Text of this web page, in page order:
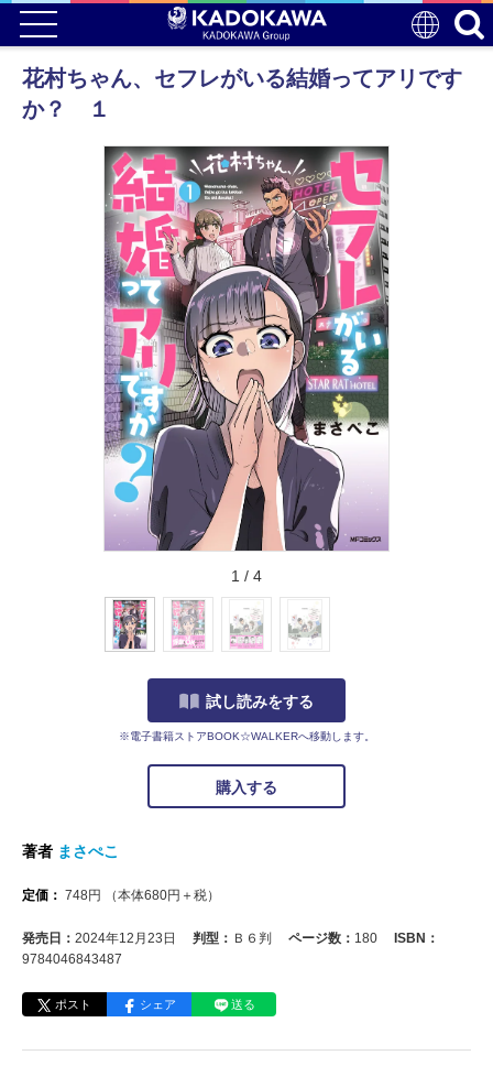
花村ちゃん、セフレがいる結婚ってアリです
か？ １
1 / 4
試し読みをする
※電子書籍ストアBOOK☆WALKERへ移動します。
購入する
著者 まさぺこ
定価： 748円 （本体680円＋税）
発売日： 2024年12月23日 判型： Ｂ６判 ページ数： 180
ISBN：
9784046843487
ポスト シェア 送る